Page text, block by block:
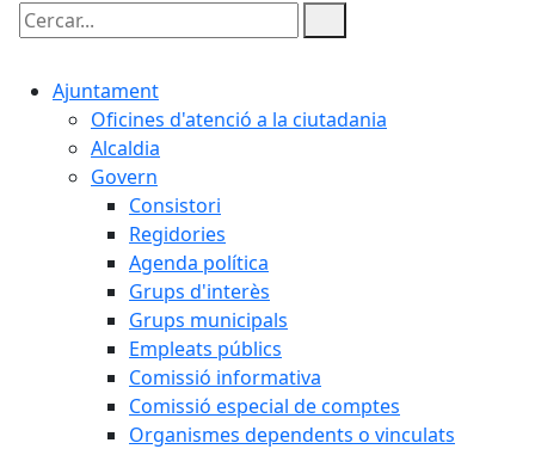
Cercar:
Ajuntament
Oficines d'atenció a la ciutadania
Alcaldia
Govern
Consistori
Regidories
Agenda política
Grups d'interès
Grups municipals
Empleats públics
Comissió informativa
Comissió especial de comptes
Organismes dependents o vinculats